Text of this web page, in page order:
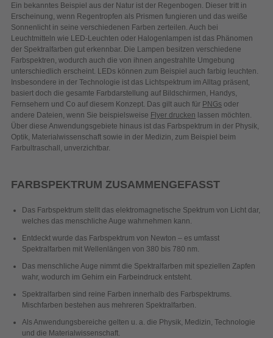
Ein bekanntes Beispiel aus der Natur ist der Regenbogen. Dieser tritt in
Erscheinung, wenn Regentropfen als Prismen fungieren und das weiße
Sonnenlicht in seine verschiedenen Farben zerteilen. Auch bei
Leuchtmitteln wie LED-Leuchten oder Halogenlampen ist das Phänomen
der Spektralfarben gut erkennbar. Die Lampen besitzen verschiedene
Farbspektren, wodurch auch die von ihnen angestrahlte Umgebung
unterschiedlich erscheint. LEDs können zum Beispiel auch farbig leuchten.
Insbesondere in der Technologie ist das Lichtspektrum im Alltag präsent,
basiert doch die gesamte Farbdarstellung auf Bildschirmen, Handys,
Fernsehern und Co auf diesem Konzept. Das gilt auch für PNGs oder
andere Dateien, wenn Sie beispielsweise Flyer drucken lassen möchten.
Über diese Anwendungsgebiete hinaus ist das Farbspektrum in der Physik,
Optik, Materialwissenschaft sowie in der Medizin, zum Beispiel beim
Farbultraschall, unverzichtbar.
FARBSPEKTRUM ZUSAMMENGEFASST
Das Farbspektrum stellt das elektromagnetische Spektrum von Licht dar,
welches das menschliche Auge wahrnehmen kann.
Entdeckt wurde das Farbspektrum von Newton – es umfasst
Spektralfarben mit Wellenlängen von 380 bis 780 nm.
Das menschliche Auge nimmt die Spektralfarben mit speziellen Zapfen
wahr, wodurch im Gehirn ein Farbeindruck entsteht.
Spektralfarben sind reine Farben innerhalb des Farbspektrums.
Mischfarben bestehen aus mehreren Spektralfarben.
Als Anwendungsbereiche gelten u. a. die Physik, Medizin, Technologie
und die Materialwissenschaft.